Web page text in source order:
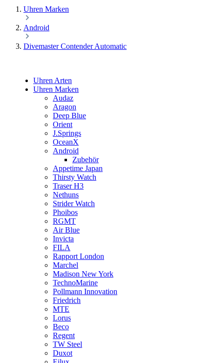
Uhren Marken
Android
Divemaster Contender Automatic
Uhren Arten
Uhren Marken
Audaz
Aragon
Deep Blue
Orient
J.Springs
OceanX
Android
Zubehör
Appetime Japan
Thirsty Watch
Traser H3
Nethuns
Strider Watch
Phoibos
RGMT
Air Blue
Invicta
FILA
Rapport London
Marchel
Madison New York
TechnoMarine
Pollmann Innovation
Friedrich
MTE
Lorus
Beco
Regent
TW Steel
Duxot